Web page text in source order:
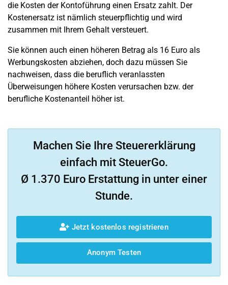
die Kosten der Kontoführung einen Ersatz zahlt. Der
Kostenersatz ist nämlich steuerpflichtig und wird
zusammen mit Ihrem Gehalt versteuert.
Sie können auch einen höheren Betrag als 16 Euro als
Werbungskosten abziehen, doch dazu müssen Sie
nachweisen, dass die beruflich veranlassten
Überweisungen höhere Kosten verursachen bzw. der
berufliche Kostenanteil höher ist.
Machen Sie Ihre Steuererklärung
einfach mit SteuerGo.
Ø 1.370 Euro Erstattung in unter einer
Stunde.
Jetzt kostenlos registrieren
Anonym Testen